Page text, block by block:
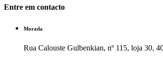
Entre em contacto
Morada
Rua Calouste Gulbenkian, nº 115, loja 30,